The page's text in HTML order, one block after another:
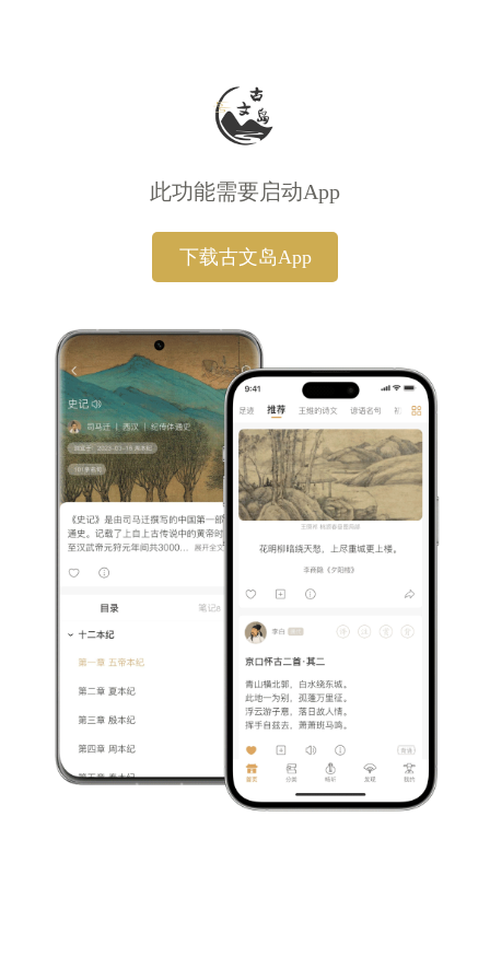
此功能需要启动App
下载古文岛App